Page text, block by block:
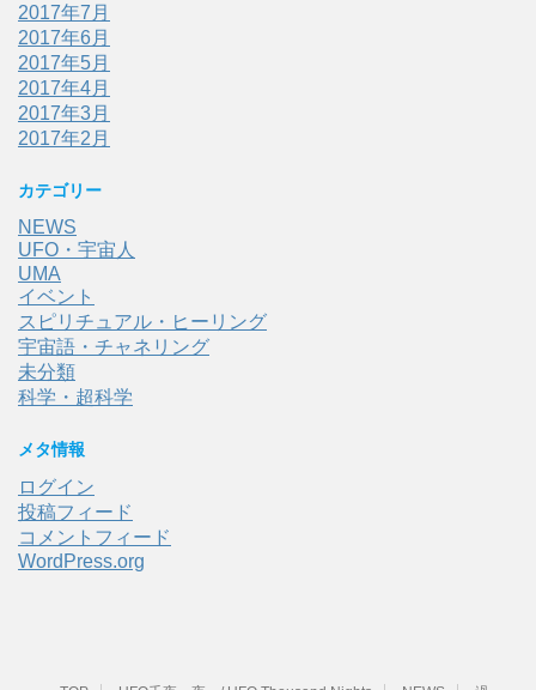
2017年7月
2017年6月
2017年5月
2017年4月
2017年3月
2017年2月
カテゴリー
NEWS
UFO・宇宙人
UMA
イベント
スピリチュアル・ヒーリング
宇宙語・チャネリング
未分類
科学・超科学
メタ情報
ログイン
投稿フィード
コメントフィード
WordPress.org